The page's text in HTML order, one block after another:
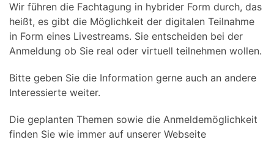
Wir führen die Fachtagung in hybrider Form durch, das
heißt, es gibt die Möglichkeit der digitalen Teilnahme
in Form eines Livestreams. Sie entscheiden bei der
Anmeldung ob Sie real oder virtuell teilnehmen wollen.
Bitte geben Sie die Information gerne auch an andere
Interessierte weiter.
Die geplanten Themen sowie die Anmeldemöglichkeit
finden Sie wie immer auf unserer Webseite